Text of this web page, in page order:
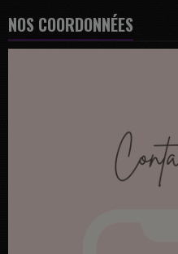
NOS COORDONNÉES